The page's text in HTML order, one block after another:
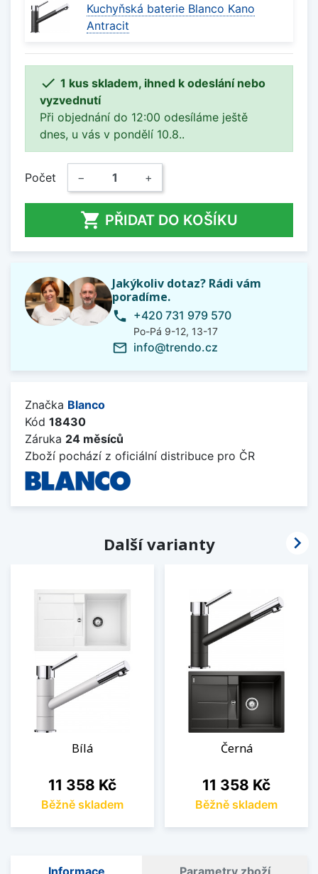
Kuchyňská baterie Blanco Kano
Antracit
 1 kus skladem, ihned k odeslání nebo
vyzvednutí
Při objednání do 12:00 odesíláme ještě
dnes, u vás v pondělí 10.8..
Počet − +
 PŘIDAT DO KOŠÍKU
Jakýkoliv dotaz? Rádi vám
poradíme.
phone +420 731 979 570
Po-Pá 9-12, 13-17
mail_outline info@trendo.cz
Značka Blanco
Kód 18430
Záruka 24 měsíců
Zboží pochází z oficiální distribuce pro ČR
Další varianty
Bílá
Cena
11 358 Kč
Běžně skladem
Černá
Cena
11 358 Kč
Běžně skladem
